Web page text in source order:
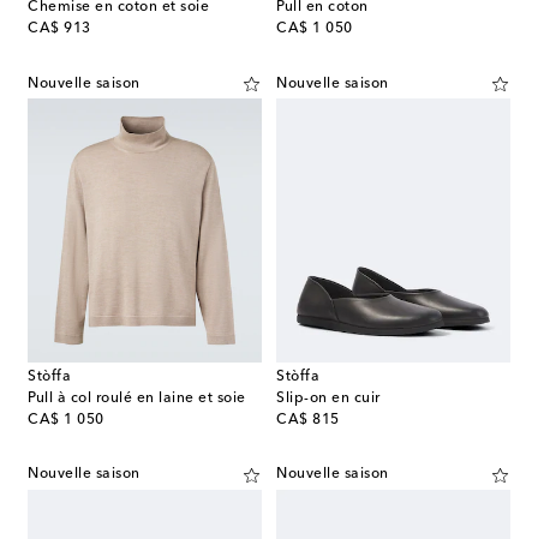
Chemise en coton et soie
CA$ 913
original price
Pull en coton
CA$ 1 050
original price
Nouvelle saison
Stòffa
Pull à col roulé en laine et soie
CA$ 1 050
original price
Nouvelle saison
Stòffa
Slip-on en cuir
CA$ 815
original price
Nouvelle saison Nouvelle saison